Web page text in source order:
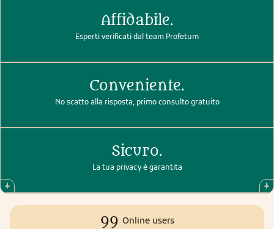
Affidabile.
Esperti verificati dal team Profetum
Conveniente.
No scatto alla risposta, primo consulto gratuito
Sicuro.
La tua privacy è garantita
99 Online users